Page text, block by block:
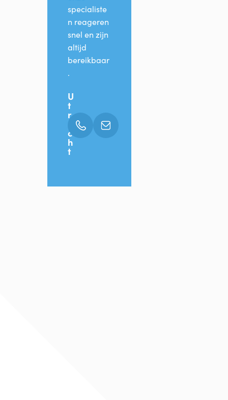
specialiste
n reageren
snel en zijn
altijd
bereikbaar
.
U
t
r
c
h
t